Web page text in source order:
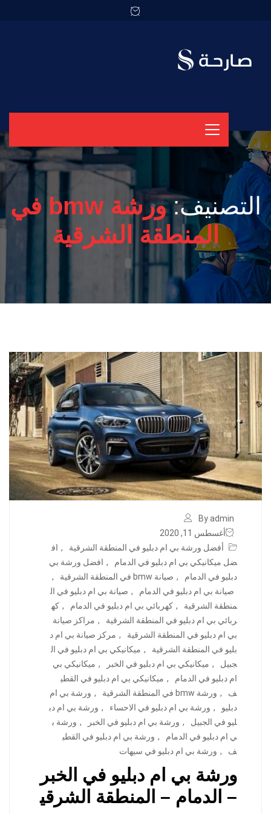
التصنيف:
ورشة bmw في
المنطقة الشرقية
By admin
أغسطس 11, 2020
أفضل ورشة بي ام دبليو في المنطقة الشرقية
, اف
ضل ميكانيكي بي ام دبليو في الدمام
, افضل ورشة بي
دبليو في الدمام
, صيانة bmw في المنطقة الشرقية
,
صيانة بي ام دبليو في الدمام
, صيانة بي ام دبليو في ال
منطقة الشرقية
, كهربائي بي ام دبليو في الدمام , كه
ربائي بي ام دبليو في المنطقة الشرقية
, مراكز صيانة
بي ام دبليو في المنطقة الشرقية
, مركز صيانة بي ام د
بليو في المنطقة الشرقية
, ميكانيكي بي ام دبليو في ال
جبيل
, ميكانيكي بي ام دبليو في الخبر , ميكانيكي بي
ام دبليو في الدمام
, ميكانيكي بي ام دبليو في القطي
ف
, ورشة bmw في المنطقة الشرقية , ورشة بي ام
دبليو
, ورشة بي ام دبليو في الاحساء , ورشة بي ام دب
ليو في الجبيل
, ورشة بي ام دبليو في الخبر , ورشة ب
ي ام دبليو في الدمام
, ورشة بي ام دبليو في القطي
ف
, ورشة بي ام دبليو في سيهات
ورشة بي ام دبليو في الخبر
– الدمام – المنطقة الشرقي